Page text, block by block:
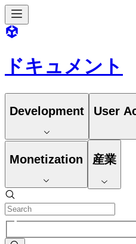
ドキュメント
Development User
Monetization 産業